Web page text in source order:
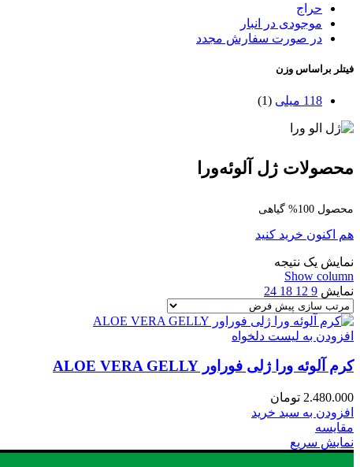
حراج
موجودی در انبار
در صورت سفارش مجدد
فیتلر براساس وزن
118 میلی (1)
محصولات ژل آلوئه‌ورا
محصول 100% گیاهی
هم اکنون خرید کنید
نمایش یک نتیجه
Show column
نمایش 9
12
18
24
افزودن به لیست دلخواه
کرم آلوئه ورا ژلی فوراور ALOE VERA GELLY
2.480.000 تومان
افزودن به سبد خرید
مقایسه
نمایش سریع